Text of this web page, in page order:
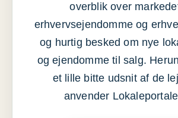
overblik over
erhvervsejendomme og
og hurtig besked om nye
og ejendomme til salg.
et lille bitte udsnit af de
anvender